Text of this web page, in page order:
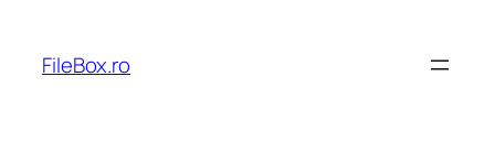
content
FileBox.ro